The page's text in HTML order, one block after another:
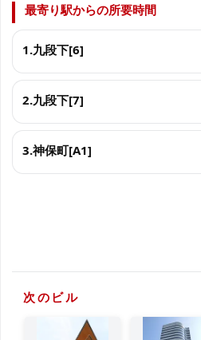
最寄り駅からの所要時間
1.九段下[6]
2.九段下[7]
3.神保町[A1]
次のビル